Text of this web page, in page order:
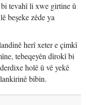
tevahî li xwe girtine û
beşeke zêde ya
herî xeter e çimkî
tebeqeyên dîrokî bi
holê û vê yekê
bibin.